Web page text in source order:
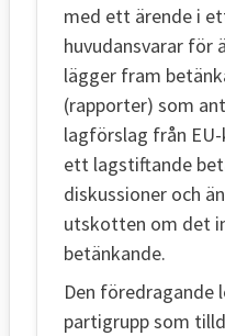
med ett ärende i
huvudansvarar för
lägger fram
(rapporter) som
lagförslag från
ett lagstiftande
diskussioner och
utskotten om det
betänkande.
Den föredragande
partigrupp som